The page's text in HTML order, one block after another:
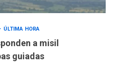
ÚLTIMA HORA
a misil
guiadas